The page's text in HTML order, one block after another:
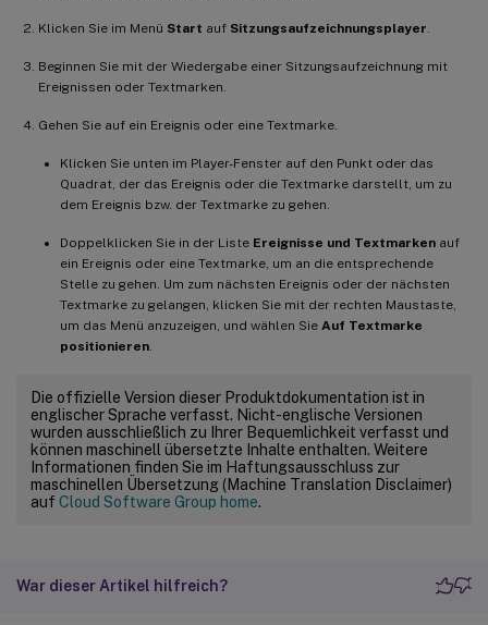
Klicken Sie im Menü Start auf Sitzungsaufzeichnungsplayer
Beginnen Sie mit der Wiedergabe einer Sitzungsaufzeichnung mit
Ereignissen oder Textmarken.
Gehen Sie auf ein Ereignis oder eine Textmarke.
Klicken Sie unten im Player-Fenster auf den Punkt oder das
Quadrat, der das Ereignis oder die Textmarke darstellt, um zu
dem Ereignis bzw. der Textmarke zu gehen.
Doppelklicken Sie in der Liste Ereignisse und Textmarken auf
ein Ereignis oder eine Textmarke, um an die entsprechende
Stelle zu gehen. Um zum nächsten Ereignis oder der nächsten
Textmarke zu gelangen, klicken Sie mit der rechten Maustaste,
um das Menü anzuzeigen, und wählen Sie Auf Textmarke
positionieren
Die offizielle Version dieser Produktdokumentation ist in
englischer Sprache verfasst. Nicht-englische Versionen
wurden ausschließlich zu Ihrer Bequemlichkeit verfasst und
können maschinell übersetzte Inhalte enthalten. Weitere
Informationen finden Sie im Haftungsausschluss zur
maschinellen Übersetzung (Machine Translation Disclaimer)
auf Cloud Software Group home.
War dieser Artikel hilfreich?